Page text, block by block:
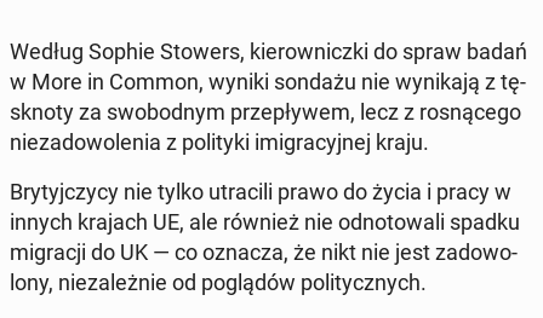
Według Sophie Stowers, kie­row­nicz­ki do spraw badań
w More in Common, wyniki sondażu nie wy­ni­ka­ją z tę­
sk­no­ty za swo­bod­nym prze­pły­wem, lecz z ro­sną­ce­go
nie­za­do­wo­le­nia z po­li­ty­ki imi­gra­cyj­nej kraju.
Bry­tyj­czy­cy nie tylko utra­ci­li prawo do życia i pracy w
innych krajach UE, ale również nie od­no­to­wa­li spadku
mi­gra­cji do UK — co oznacza, że nikt nie jest za­do­wo­
lo­ny, nie­za­leż­nie od po­glą­dów po­li­tycz­nych.